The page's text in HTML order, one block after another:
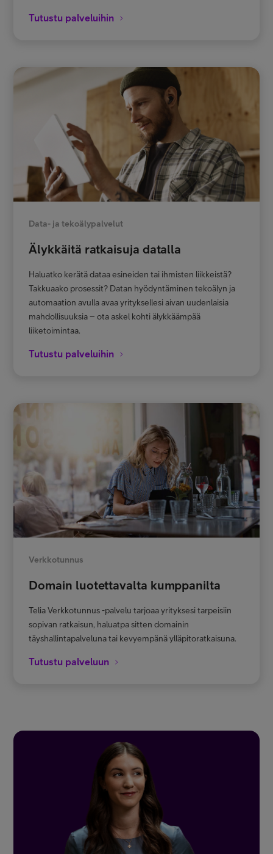
Tutustu palveluihin
Data- ja tekoälypalvelut
Älykkäitä ratkaisuja datalla
Haluatko kerätä dataa esineiden tai ihmisten liikkeistä?
Takkuaako prosessit? Datan hyödyntäminen tekoälyn ja
automaation avulla avaa yrityksellesi aivan uudenlaisia
mahdollisuuksia – ota askel kohti älykkäämpää
liiketoimintaa.
Tutustu palveluihin
Verkkotunnus
Domain luotettavalta kumppanilta
Telia Verkkotunnus -palvelu tarjoaa yrityksesi tarpeisiin
sopivan ratkaisun, haluatpa sitten domainin
täyshallintapalveluna tai kevyempänä ylläpitoratkaisuna.
Tutustu palveluun